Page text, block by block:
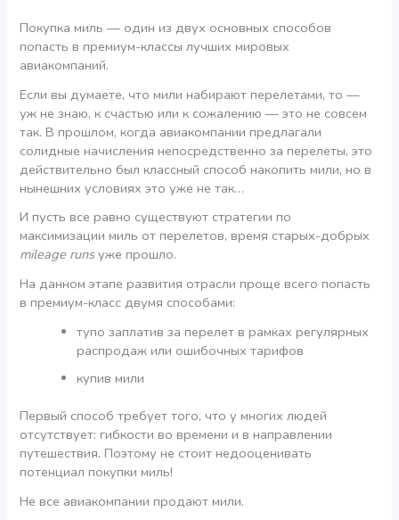
Покупка миль — один из двух основных способов
попасть в премиум-классы лучших мировых
авиакомпаний.
Если вы думаете, что мили набирают перелетами, то —
уж не знаю, к счастью или к сожалению — это не совсем
так. В прошлом, когда авиакомпании предлагали
солидные начисления непосредственно за перелеты, это
действительно был классный способ накопить мили, но в
нынешних условиях это уже не так…
И пусть все равно существуют стратегии по
максимизации миль от перелетов, время старых-добрых
mileage runsуже прошло.
На данном этапе развития отрасли проще всего попасть
в премиум-класс двумя способами:
тупо заплатив за перелет в рамках регулярных
распродаж или ошибочных тарифов
купив мили
Первый способ требует того, что у многих людей
отсутствует: гибкости во времени и в направлении
путешествия. Поэтому не стоит недооценивать
потенциал покупки миль!
Не все авиакомпании продают мили.